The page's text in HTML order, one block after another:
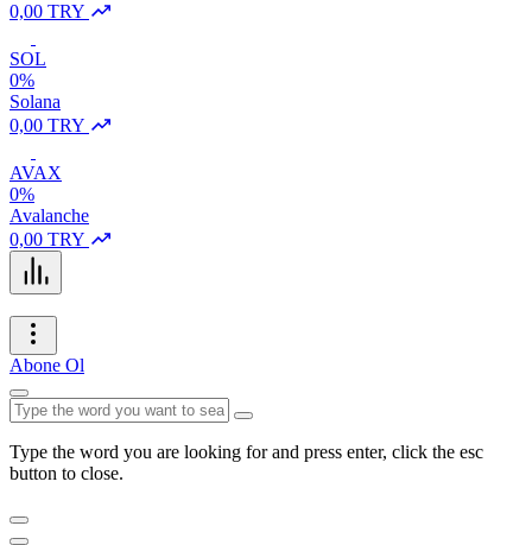
0,00 TRY
SOL
0%
Solana
0,00 TRY
AVAX
0%
Avalanche
0,00 TRY
Abone Ol
Type the word you are looking for and press enter, click the esc
button to close.